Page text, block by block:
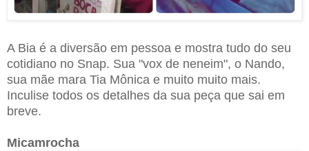
A Bia é a diversão em pessoa e mostra tudo do seu
cotidiano no Snap. Sua "vox de neneim", o Nando,
sua mãe mara Tia Mônica e muito muito mais.
Inculise todos os detalhes da sua peça que sai em
breve.
Micamrocha